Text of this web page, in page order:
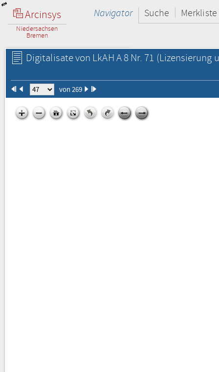
Arcinsys
Niedersachsen
Bremen
Navigator Suche Merkliste
Digitalisate von LkAH A 8 Nr. 71 (Lizensierung
von 269